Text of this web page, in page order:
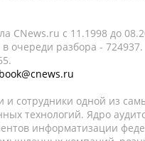
CNews.ru c 11.1998 до
очереди разбора - 724937.
book@cnews.ru
и сотрудники одной из
технологий. Ядро
информатизации